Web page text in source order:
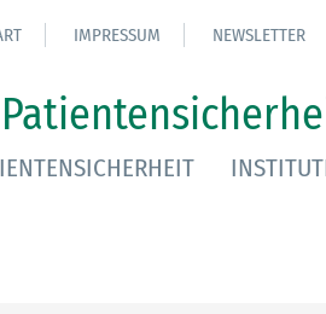
IMPRESSUM NEWSLETTER